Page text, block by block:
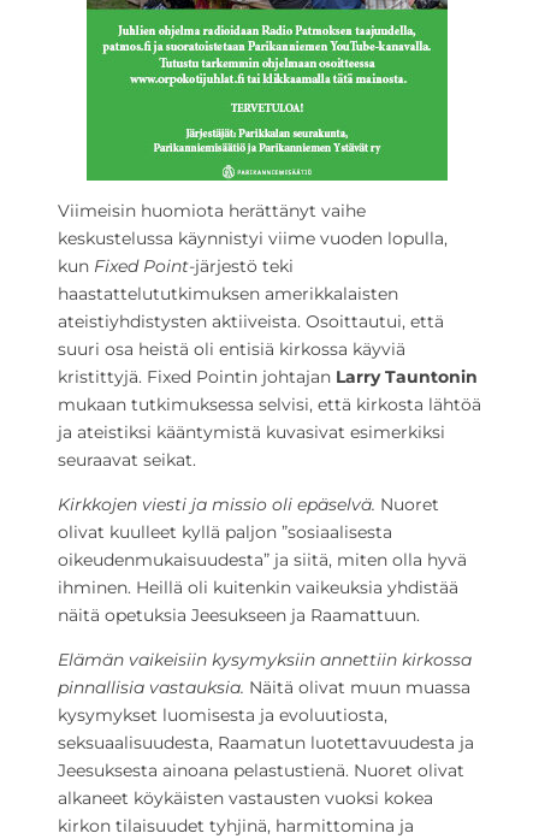
Viimeisin huomiota herättänyt vaihe
keskustelussa käynnistyi viime vuoden lopulla,
kun Fixed Point-järjestö teki
haastattelututkimuksen amerikkalaisten
ateistiyhdistysten aktiiveista. Osoittautui, että
suuri osa heistä oli entisiä kirkossa käyviä
kristittyjä. Fixed Pointin johtajan Larry Tauntonin
mukaan tutkimuksessa selvisi, että kirkosta lähtöä
ja ateistiksi kääntymistä kuvasivat esimerkiksi
seuraavat seikat.
Kirkkojen viesti ja missio oli epäselvä. Nuoret
olivat kuulleet kyllä paljon ”sosiaalisesta
oikeudenmukaisuudesta” ja siitä, miten olla hyvä
ihminen. Heillä oli kuitenkin vaikeuksia yhdistää
näitä opetuksia Jeesukseen ja Raamattuun.
Elämän vaikeisiin kysymyksiin annettiin kirkossa
pinnallisia vastauksia. Näitä olivat muun muassa
kysymykset luomisesta ja evoluutiosta,
seksuaalisuudesta, Raamatun luotettavuudesta ja
Jeesuksesta ainoana pelastustienä. Nuoret olivat
alkaneet köykäisten vastausten vuoksi kokea
kirkon tilaisuudet tyhjinä, harmittomina ja